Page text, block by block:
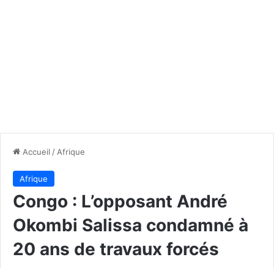
Accueil / Afrique
Afrique
Congo : L’opposant André
Okombi Salissa condamné à
20 ans de travaux forcés